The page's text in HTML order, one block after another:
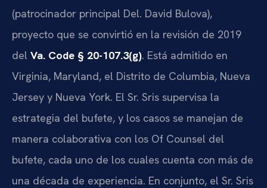
(patrocinador principal Del. David Bulova),
proyecto que se convirtió en la revisión de 2019
del Va. Code § 20-107.3(g). Está admitido en
Virginia, Maryland, el Distrito de Columbia, Nueva
Jersey y Nueva York. El Sr. Sris supervisa la
estrategia del bufete, y los casos se manejan de
manera colaborativa con los Of Counsel del
bufete, cada uno de los cuales cuenta con más de
una década de experiencia. En conjunto, el Sr. Sris